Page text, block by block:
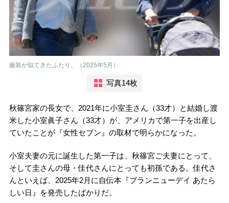
服装が似てきたふたり。（2025年5月）
写真14枚
秋篠宮家の長女で、2021年に小室圭さん（33才）と結婚し渡
米した小室眞子さん（33才）が、アメリカで第一子を出産し
ていたことが『女性セブン』の取材で明らかになった。
小室夫妻の元に誕生した第一子は、秋篠宮ご夫妻にとって、
そして圭さんの母・佳代さんにとっても初孫である。佳代さ
んといえば、2025年2月に自伝本『ブランニューデイ あたら
しい日』を発売したばかりだ。